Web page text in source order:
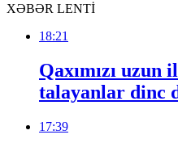
XƏBƏR LENTİ
18:21
Qaxımızı uzun
talayanlar dinc
17:39